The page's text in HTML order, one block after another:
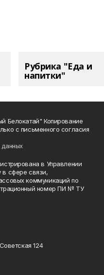
Рубрика "Еда и
напитки"
Белокатай" Копирование
с письменного согласия
в Управлении
сфере связи,
коммуникаций по
номер ПИ № ТУ
124